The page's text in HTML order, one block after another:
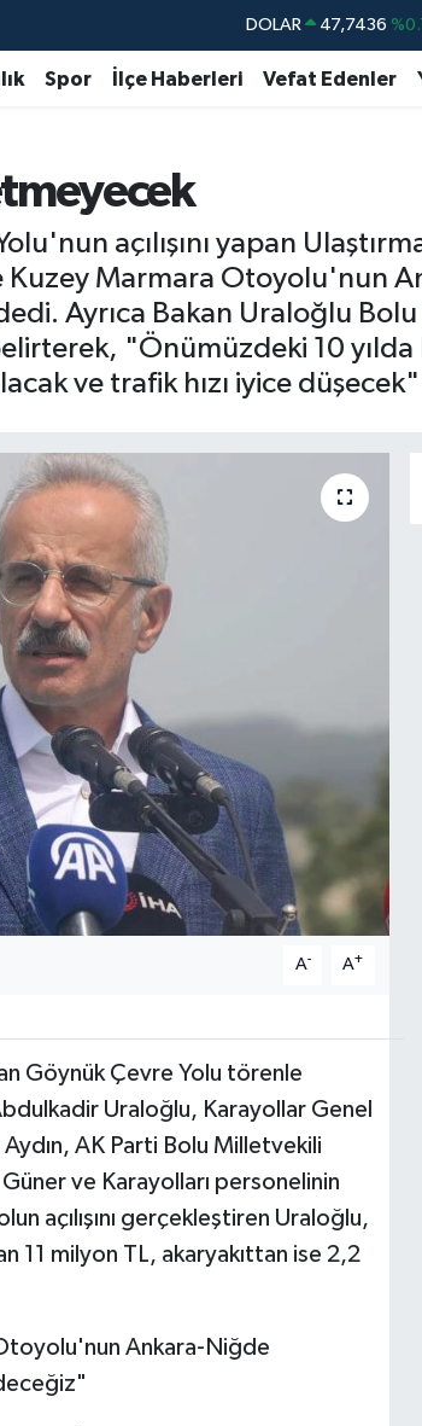
DOLAR 47,7436
EURO 55,2510
BITCOIN 64.840,97 %-
Spor İlçe Haberleri Vefat Edenler
açılışını yapan
Marmara Otoyolu'nun
Ayrıca Bakan Uraloğlu
"Önümüzdeki 10
ve trafik hızı iyice
A- A+
Göynük Çevre Yolu törenle
Uraloğlu, Karayollar Genel
AK Parti Bolu Milletvekili
ve Karayolları personelinin
açılışını gerçekleştiren Uraloğlu,
11 milyon TL, akaryakıttan ise 2,2
Ankara-Niğde